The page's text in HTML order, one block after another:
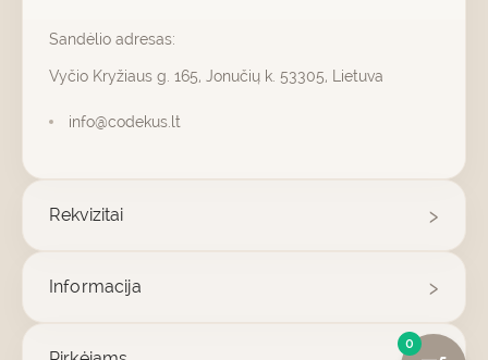
Sandėlio adresas:
Vyčio Kryžiaus g. 165, Jonučių k. 53305, Lietuva
info@codekus.lt
Rekvizitai
Informacija
0